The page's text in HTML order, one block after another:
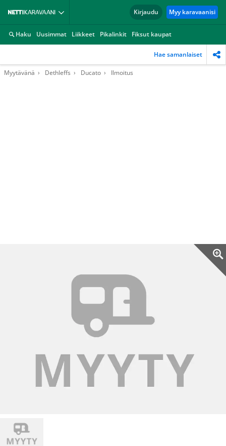
Kirjaudu Myy karavaanisi
Haku Uusimmat Liikkeet Pikalinkit Fiksut kaupat
Hae samanlaiset
Myytävänä Dethleffs Ducato Ilmoitus